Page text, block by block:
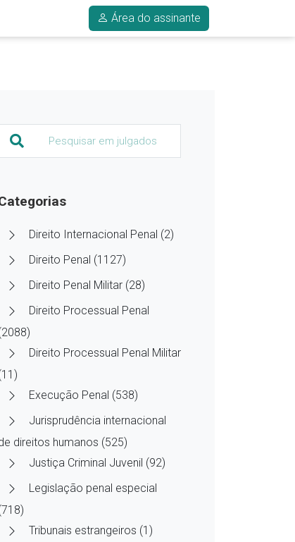
Área do assinante
Direito Internacional Penal (2)
Direito Penal (1127)
Direito Penal Militar (28)
Direito Processual Penal
Direito Processual Penal Militar
Execução Penal (538)
Jurisprudência internacional
direitos humanos (525)
Justiça Criminal Juvenil (92)
Legislação penal especial
Tribunais estrangeiros (1)